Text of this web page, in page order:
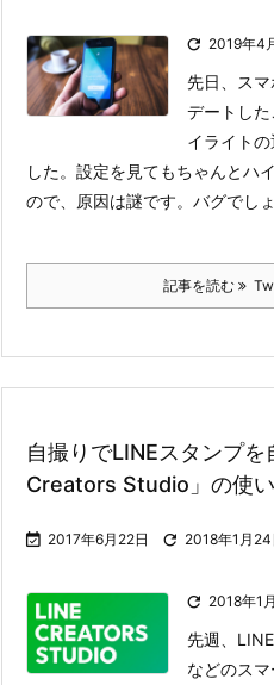
 2019年4
先日、ス
デートし
イライト
した。設定を見てもちゃんとハ
ので、原因は謎です。バグでしょ
記事を読む
自撮りでLINEスタンプを
Creators Studio」の使
 2017年6月22日  2018年1月24
 2018年1
先週、
などのス